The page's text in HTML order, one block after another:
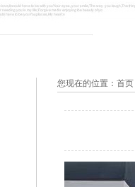
您现在的位置： 首页